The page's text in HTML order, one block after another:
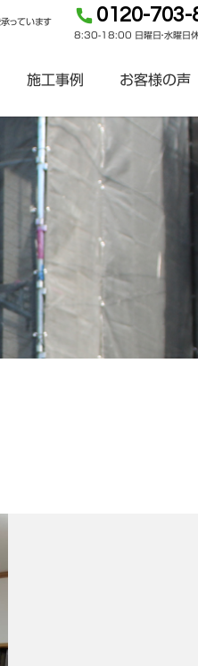
っています 0120-703-
8:30-18:00 日曜日・水曜日
施工事例 お客様の声